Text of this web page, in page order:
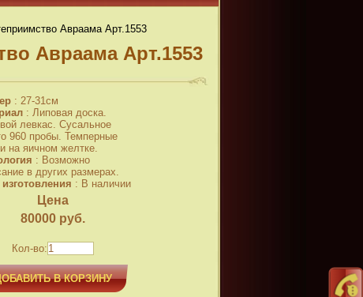
Авраама Арт.1553
Авраама Арт.1553
: 27-31см
: Липовая доска.
левкас. Сусальное
960 пробы. Темперные
на яичном желтке.
: Возможно
в других размерах.
: В наличии
Цена
80000 руб.
Кол-во:
В КОРЗИНУ